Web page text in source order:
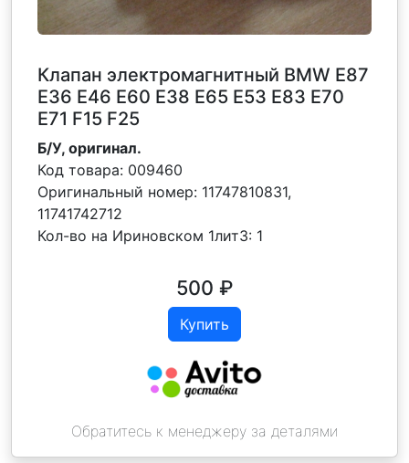
Клапан электромагнитный BMW E87
E36 E46 E60 E38 E65 E53 E83 E70
E71 F15 F25
Б/У, оригинал.
Код товара: 009460
Оригинальный номер: 11747810831,
11741742712
Кол-во на Ириновском 1лит3: 1
500 ₽
Купить
Обратитесь к менеджеру за деталями